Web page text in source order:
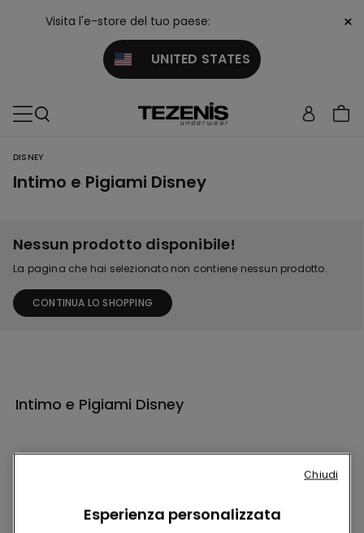
Visita l'e-store del tuo paese:
UNITED STATES
×
DISNEY
Intimo e Pigiami Disney
Nessun prodotto disponibile!
La pagina che hai selezionato non contiene nessun prodotto.
CONTINUA LO SHOPPING
Intimo e Pigiami Disney
Esperienza personalizzata
Chiudi